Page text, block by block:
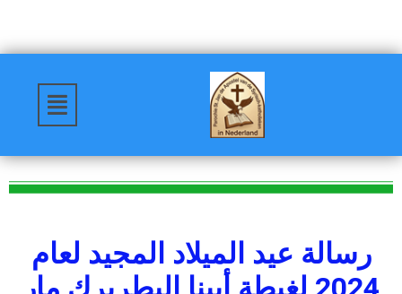
رسالة عيد الميلاد المجيد لعام